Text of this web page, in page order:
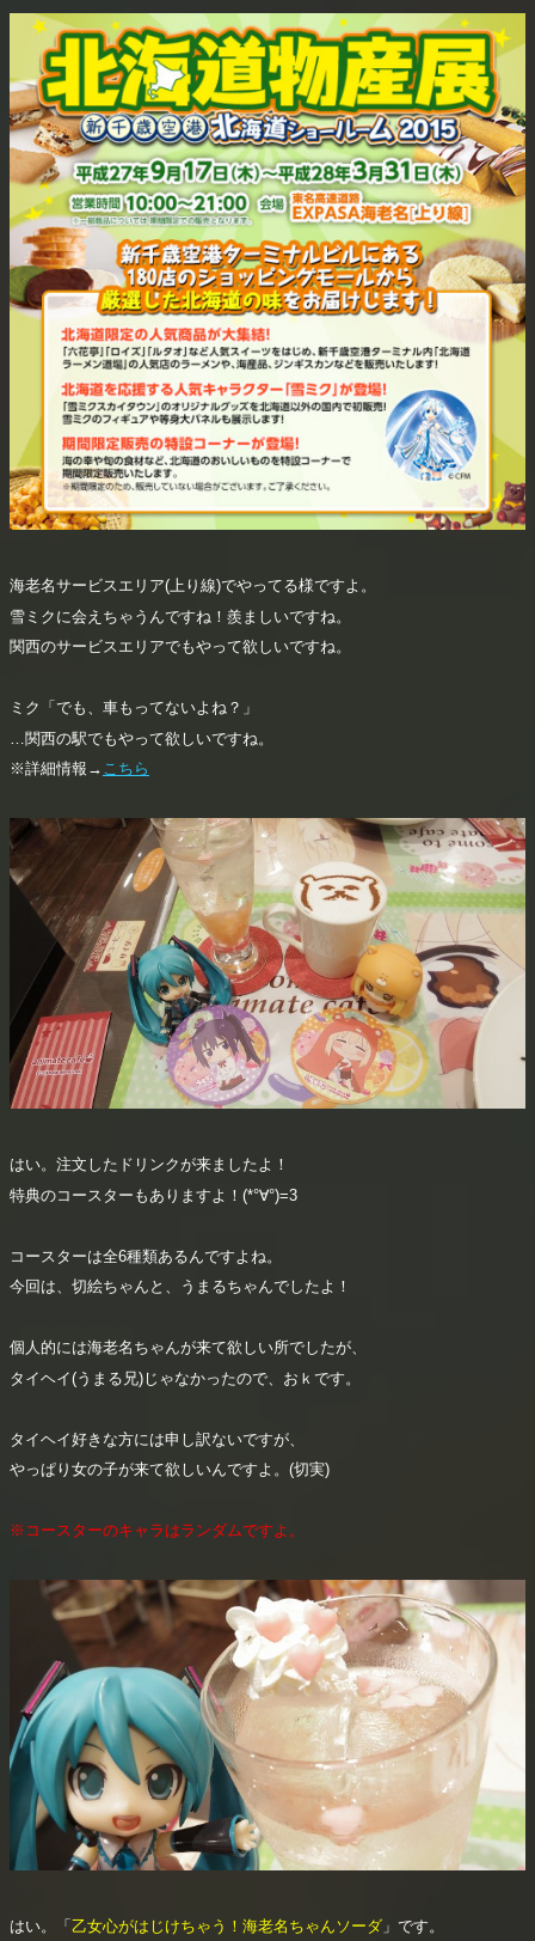
海老名サービスエリア(上り線)でやってる様ですよ。
雪ミクに会えちゃうんですね！羨ましいですね。
関西のサービスエリアでもやって欲しいですね。
ミク「でも、車もってないよね？」
…関西の駅でもやって欲しいですね。
※詳細情報→ こちら
はい。注文したドリンクが来ましたよ！
特典のコースターもありますよ！(*°∀°)=3
コースターは全6種類あるんですよね。
今回は、切絵ちゃんと、うまるちゃんでしたよ！
個人的には海老名ちゃんが来て欲しい所でしたが、
タイヘイ(うまる兄)じゃなかったので、おｋです。
タイヘイ好きな方には申し訳ないですが、
やっぱり女の子が来て欲しいんですよ。(切実)
※コースターのキャラはランダムですよ。
はい。「 乙女心がはじけちゃう！海老名ちゃんソーダ 」です。